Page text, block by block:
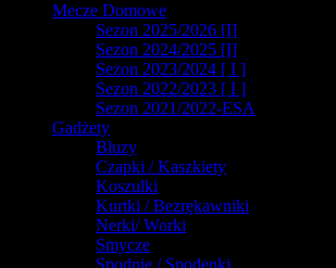
Mecze Domowe
Sezon 2025/2026 [I]
Sezon 2024/2025 [I]
Sezon 2023/2024 [ I ]
Sezon 2022/2023 [ I ]
Sezon 2021/2022-ESA
Gadżety
Bluzy
Czapki / Kaszkiety
Koszulki
Kurtki / Bezrękawniki
Nerki/ Worki
Smycze
Spodnie / Spodenki